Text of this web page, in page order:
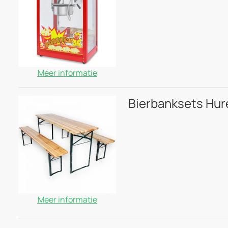
Meer informatie
Meer informatie
Bierbanksets